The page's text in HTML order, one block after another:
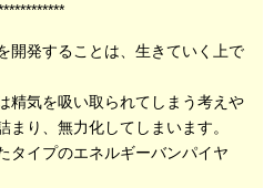
開発することは、生きていく上で
精気を吸い取られてしまう考えや
り、無力化してしまいます。
タイプのエネルギーバンパイヤ